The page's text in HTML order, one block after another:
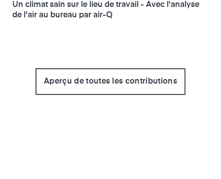
Un climat sain sur le lieu de travail - Avec l'analyse
de l'air au bureau par air-Q
Aperçu de toutes les contributions